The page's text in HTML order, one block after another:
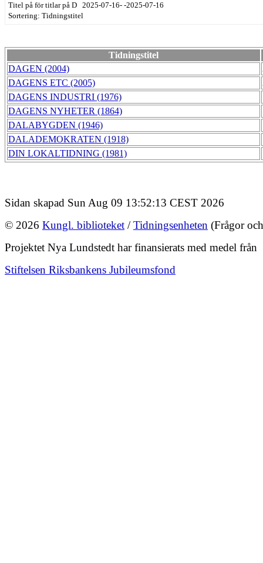
Titel på för titlar på D 2025-07-16- -2025-07-16
Sortering: Tidningstitel
Tidningstitel
DAGEN (2004)
DAGENS ETC (2005)
DAGENS INDUSTRI (1976)
DAGENS NYHETER (1864)
DALABYGDEN (1946)
DALADEMOKRATEN (1918)
DIN LOKALTIDNING (1981)
Sidan skapad Sun Aug 09 13:52:13 CEST 2026
© 2026 Kungl. biblioteket /Tidningsenheten (Frågor
Projektet Nya Lundstedt har finansierats med medel från
Stiftelsen Riksbankens Jubileumsfond